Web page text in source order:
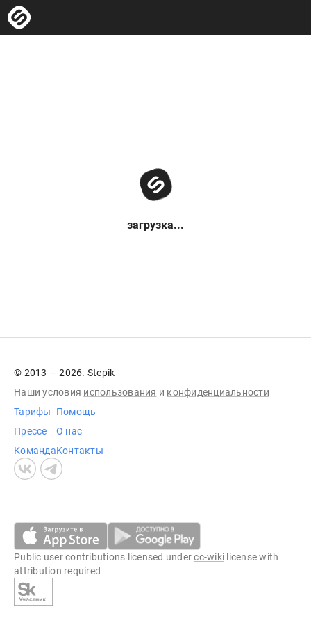
загрузка...
© 2013 — 2026. Stepik
Наши условия использования и конфиденциальности
Тарифы
Прессе
Команда
Помощь
О нас
Контакты
Public user contributions licensed undercc-wiki license with
attribution required